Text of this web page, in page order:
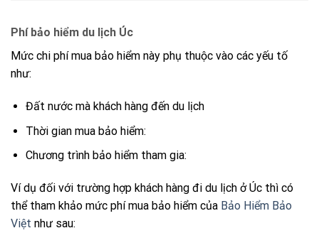
Phí bảo hiểm du lịch Úc
Mức chi phí mua bảo hiểm này phụ thuộc vào các yếu tố
như:
Đất nước mà khách hàng đến du lịch
Thời gian mua bảo hiểm:
Chương trình bảo hiểm tham gia:
Ví dụ đối với trường hợp khách hàng đi du lịch ở Úc thì có
thể tham khảo mức phí mua bảo hiểm của Bảo Hiểm Bảo
Việt như sau: